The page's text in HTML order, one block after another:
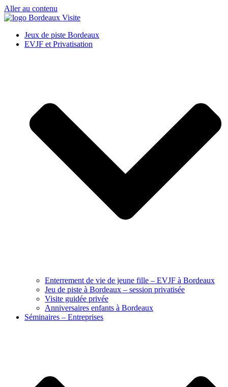
Aller au contenu
Jeux de piste Bordeaux
EVJF et Privatisation
Enterrement de vie de jeune fille – EVJF à Bordeaux
Jeu de piste à Bordeaux – session privatisée
Visite guidée privée
Anniversaires enfants à Bordeaux
Séminaires – Entreprises